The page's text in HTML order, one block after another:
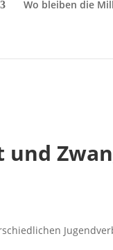
Wo bleiben die
und